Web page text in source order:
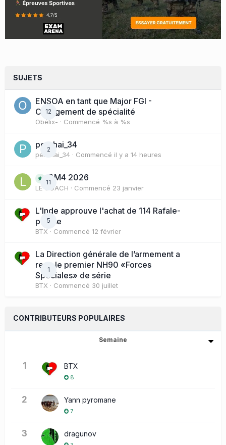
SUJETS
12
ENSOA en tant que Major FGI -
Changement de spécialité
Obélix- · Commencé %s à %s
2
perchai_34
perchai_34 · Commencé il y a 14 heures
11BM4 2026
LE COACH · Commencé 23 janvier
5
L'Inde approuve l'achat de 114 Rafale-
presse
BTX · Commencé 12 février
1
La Direction générale de l’armement a
reçu le premier NH90 «Forces
Spéciales» de série
BTX · Commencé 30 juillet
CONTRIBUTEURS POPULAIRES
Semaine
1 BTX
8
2 Yann pyromane
7
3 dragunov